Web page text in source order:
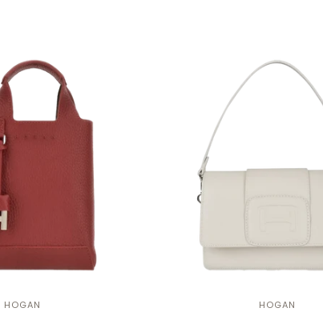
HOGAN HOGAN